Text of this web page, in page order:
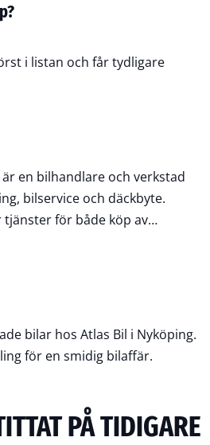
i listan och får tydligare
är en bilhandlare och verkstad
bilservice och däckbyte.
för både köp av…
bilar hos Atlas Bil i Nyköping.
för en smidig bilaffär.
PÅ TIDIGARE